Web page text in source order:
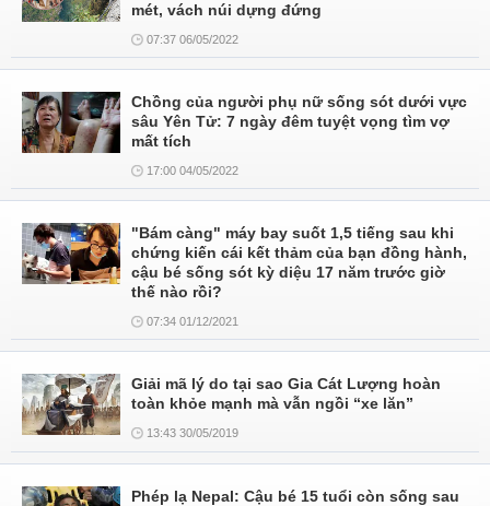
mét, vách núi dựng đứng
07:37 06/05/2022
Chồng của người phụ nữ sống sót dưới vực
sâu Yên Tử: 7 ngày đêm tuyệt vọng tìm vợ
mất tích
17:00 04/05/2022
"Bám càng" máy bay suốt 1,5 tiếng sau khi
chứng kiến cái kết thảm của bạn đồng hành,
cậu bé sống sót kỳ diệu 17 năm trước giờ
thế nào rồi?
07:34 01/12/2021
Giải mã lý do tại sao Gia Cát Lượng hoàn
toàn khỏe mạnh mà vẫn ngồi “xe lăn”
13:43 30/05/2019
Phép lạ Nepal: Cậu bé 15 tuổi còn sống sau